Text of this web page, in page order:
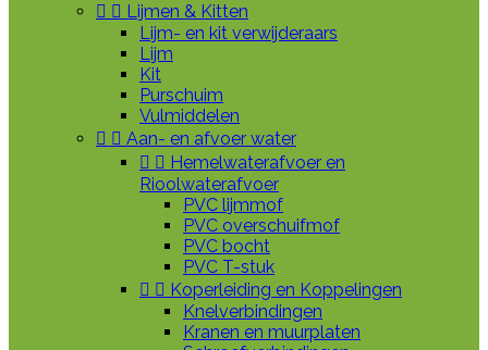
  Lijmen & Kitten
Lijm- en kit verwijderaars
Lijm
Kit
Purschuim
Vulmiddelen
  Aan- en afvoer water
  Hemelwaterafvoer en
Rioolwaterafvoer
PVC lijmmof
PVC overschuifmof
PVC bocht
PVC T-stuk
  Koperleiding en Koppelingen
Knelverbindingen
Kranen en muurplaten